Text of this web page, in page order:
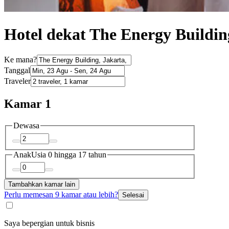
Hotel dekat The Energy
Ke mana?
Tanggal
Traveler
Kamar 1
Dewasa
AnakUsia 0 hingga 17 tahun
Tambahkan kamar lain
Perlu memesan 9 kamar atau lebih? Selesai
Saya bepergian untuk bisnis